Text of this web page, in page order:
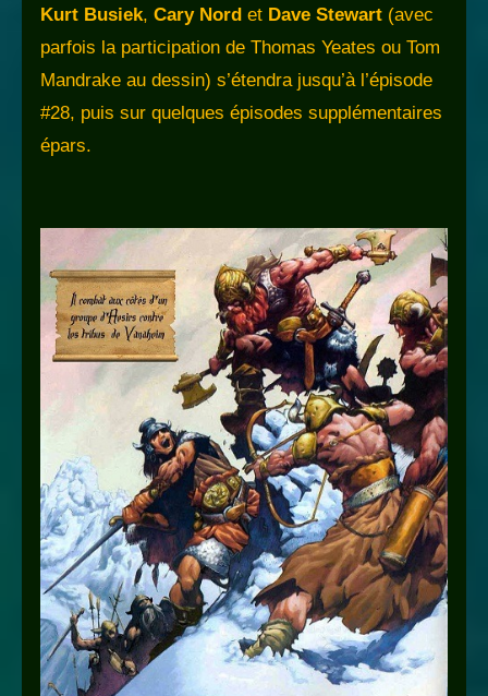
Kurt Busiek, Cary Nord et Dave Stewart (avec
parfois la participation de Thomas Yeates ou Tom
Mandrake au dessin) s’étendra jusqu’à l’épisode
#28, puis sur quelques épisodes supplémentaires
épars.